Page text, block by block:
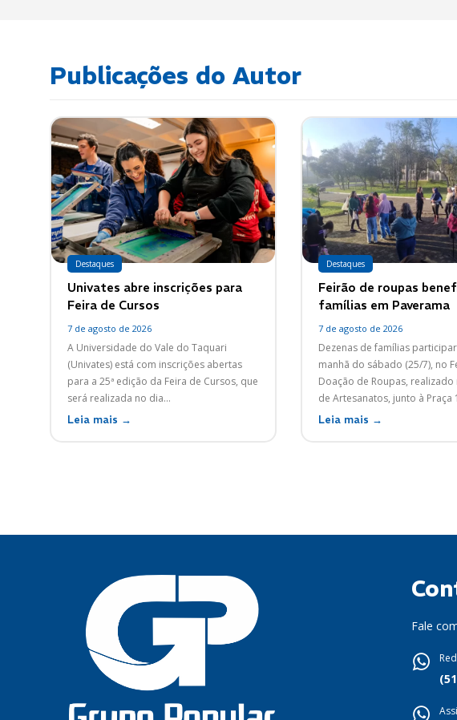
Publicações do Autor
Destaques
Univates abre inscrições para
Feira de Cursos
7 de agosto de 2026
A Universidade do Vale do Taquari
(Univates) está com inscrições abertas
para a 25ª edição da Feira de Cursos, que
será realizada no dia...
Leia mais →
Destaques
Feirão de roupas
famílias em Paverama
7 de agosto de 2026
Dezenas de famílias
manhã do sábado (25/7), no
Doação de Roupas, realizado
de Artesanatos, junto à Praça
Leia mais →
Fale